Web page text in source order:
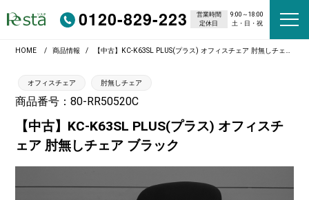
0120-829-223 営業時間
9:00～18:00
定休日
土・日・祝
HOME 商品情報 【中古】KC-K63SL PLUS(プラス) オフィスチェア 肘無しチェア ブラック
オフィスチェア 肘無しチェア
商品番号：80-RR50520C
【中古】KC-K63SL PLUS(プラス) オフィスチ
ェア 肘無しチェア ブラック